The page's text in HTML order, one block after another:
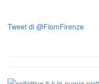
Tweet di @FiomFirenze